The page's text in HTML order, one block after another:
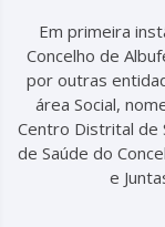
Em primeira
Concelho de
por outras
área Social,
Centro Distrital de
de Saúde do
e